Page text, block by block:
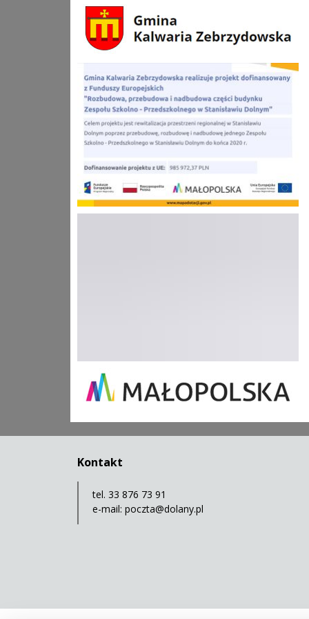
Kontakt
tel. 33 876 73 91
e-mail: poczta@dolany.pl